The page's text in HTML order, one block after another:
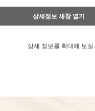
상세정보 새창 열기
상세 정보를 확대해 보